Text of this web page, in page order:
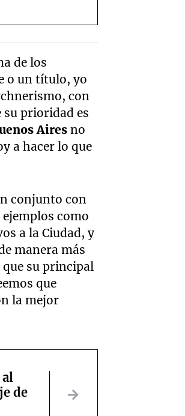
de los
o un título, yo
con
su prioridad es
Aires no
a hacer lo que
conjunto con
como
a la Ciudad, y
manera más
su principal
que
la mejor
al
de